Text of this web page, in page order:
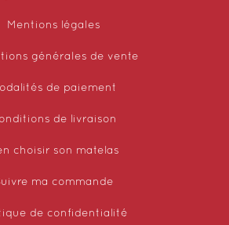
Mentions légales
générales de vente
de paiement
de livraison
choisir son matelas
ma commande
de confidentialité